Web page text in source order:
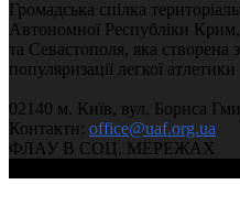
Громадська спілка
Автономної Республіки
та Севастополя, яка створена
популяризації легкої атлетики
02140 м. Київ, вул. Бориса
Контакти: office@uaf.org.ua
ФЛАУ В СОЦ. МЕРЕЖАХ